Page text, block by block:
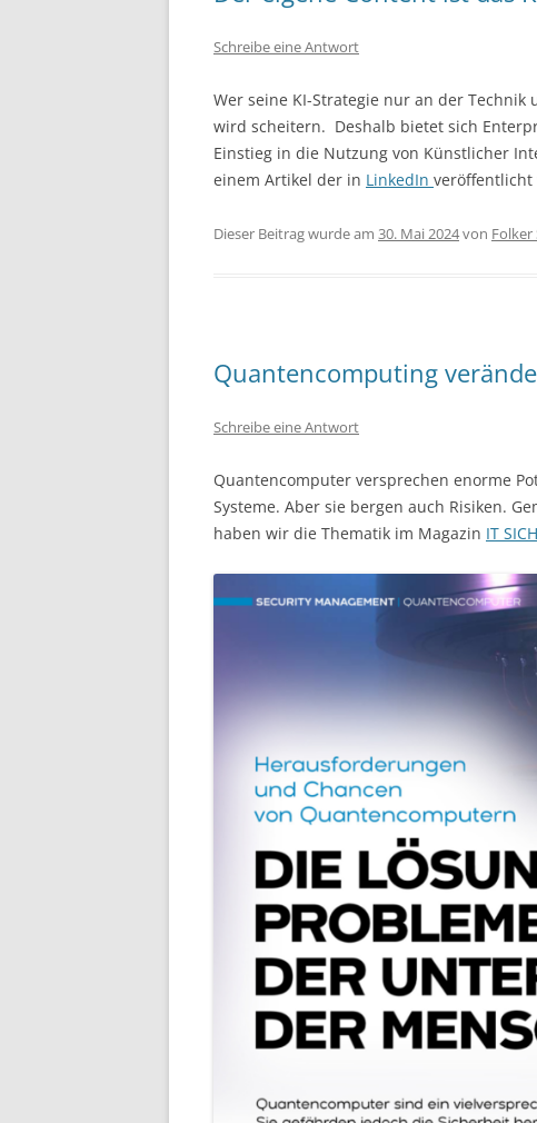
Schreibe eine Antwort
Wer seine KI-Strategie nur an der
wird scheitern. Deshalb bietet sich
Einstieg in die Nutzung von Künstlicher
einem Artikel der in LinkedIn veröffentlicht
Dieser Beitrag wurde am 30. Mai 2024von Folker
Quantencomputing
Schreibe eine Antwort
Quantencomputer versprechen enorme
Systeme. Aber sie bergen auch Risiken.
haben wir die Thematik im Magazin IT